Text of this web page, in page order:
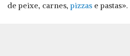
de peixe, carnes,pizzas e pastas».